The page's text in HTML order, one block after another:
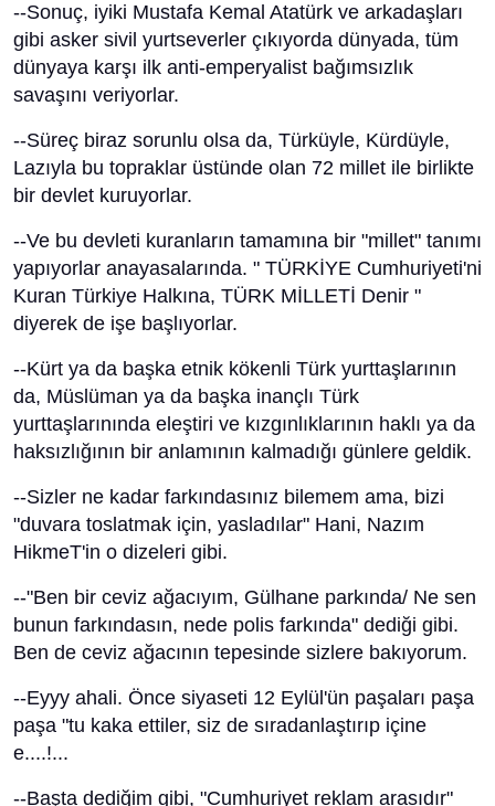
--Sonuç, iyiki Mustafa Kemal Atatürk ve arkadaşları
gibi asker sivil yurtseverler çıkıyorda dünyada, tüm
dünyaya karşı ilk anti-emperyalist bağımsızlık
savaşını veriyorlar.
--Süreç biraz sorunlu olsa da, Türküyle, Kürdüyle,
Lazıyla bu topraklar üstünde olan 72 millet ile birlikte
bir devlet kuruyorlar.
--Ve bu devleti kuranların tamamına bir "millet" tanımı
yapıyorlar anayasalarında. " TÜRKİYE Cumhuriyeti'ni
Kuran Türkiye Halkına, TÜRK MİLLETİ Denir "
diyerek de işe başlıyorlar.
--Kürt ya da başka etnik kökenli Türk yurttaşlarının
da, Müslüman ya da başka inançlı Türk
yurttaşlarınında eleştiri ve kızgınlıklarının haklı ya da
haksızlığının bir anlamının kalmadığı günlere geldik.
--Sizler ne kadar farkındasınız bilemem ama, bizi
"duvara toslatmak için, yasladılar" Hani, Nazım
HikmeT'in o dizeleri gibi.
--"Ben bir ceviz ağacıyım, Gülhane parkında/ Ne sen
bunun farkındasın, nede polis farkında" dediği gibi.
Ben de ceviz ağacının tepesinde sizlere bakıyorum.
--Eyyy ahali. Önce siyaseti 12 Eylül'ün paşaları paşa
paşa "tu kaka ettiler, siz de sıradanlaştırıp içine
e....!...
--Başta dediğim gibi, "Cumhuriyet reklam arasıdır"